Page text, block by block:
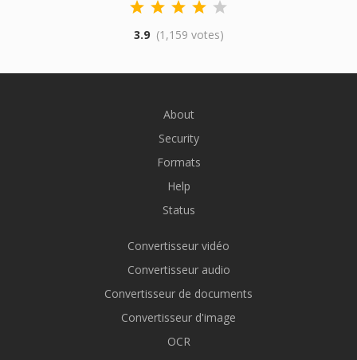
3.9 (1,159 votes)
About
Security
Formats
Help
Status
Convertisseur vidéo
Convertisseur audio
Convertisseur de documents
Convertisseur d'image
OCR